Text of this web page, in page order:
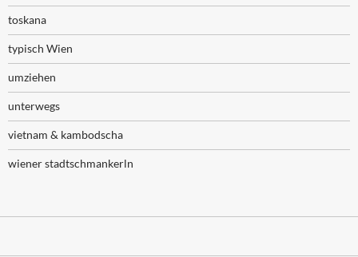
toskana
typisch Wien
umziehen
unterwegs
vietnam & kambodscha
wiener stadtschmankerln